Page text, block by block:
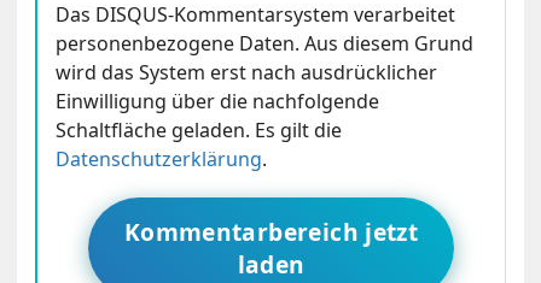
Das DISQUS-Kommentarsystem verarbeitet
personenbezogene Daten. Aus diesem Grund
wird das System erst nach ausdrücklicher
Einwilligung über die nachfolgende
Schaltfläche geladen. Es gilt die
Datenschutzerklärung.
Kommentarbereich jetzt
laden